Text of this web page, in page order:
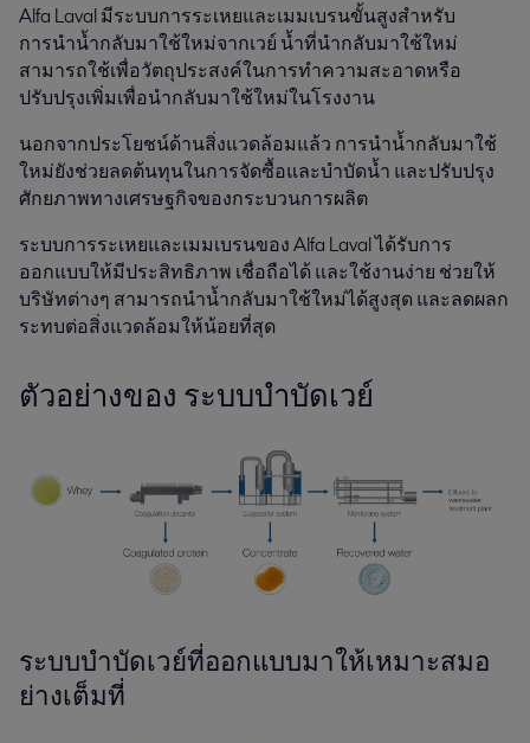
Alfa Laval มีระบบการระเหยและเมมเบรนขั้นสูงสำหรับ
การนำน้ำกลับมาใช้ใหม่จากเวย์ น้ำที่นำกลับมาใช้ใหม่
สามารถใช้เพื่อวัตถุประสงค์ในการทำความสะอาดหรือ
ปรับปรุงเพิ่มเพื่อนำกลับมาใช้ใหม่ในโรงงาน
นอกจากประโยชน์ด้านสิ่งแวดล้อมแล้ว การนำน้ำกลับมาใช้
ใหม่ยังช่วยลดต้นทุนในการจัดซื้อและบำบัดน้ำ และปรับปรุง
ศักยภาพทางเศรษฐกิจของกระบวนการผลิต
ระบบการระเหยและเมมเบรนของ Alfa Laval ได้รับการ
ออกแบบให้มีประสิทธิภาพ เชื่อถือได้ และใช้งานง่าย ช่วยให้
บริษัทต่างๆ สามารถนำน้ำกลับมาใช้ใหม่ได้สูงสุด และลดผลก
ระทบต่อสิ่งแวดล้อมให้น้อยที่สุด
ตัวอย่างของ ระบบบำบัดเวย์
ระบบบำบัดเวย์ที่ออกแบบมาให้เหมาะสมอ
ย่างเต็มที่